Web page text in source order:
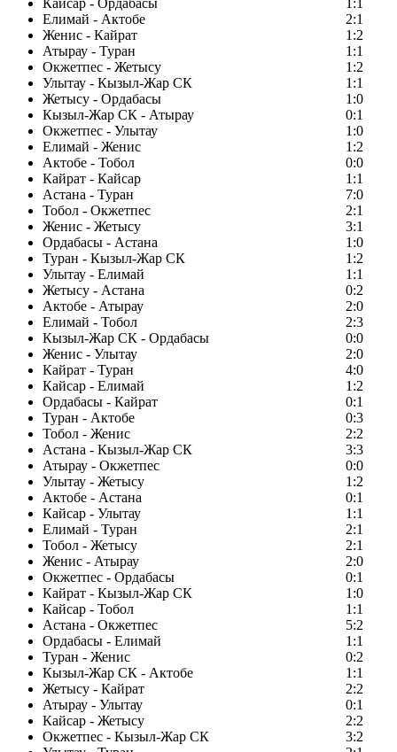
Кайсар - Ордабасы
1:1
Елимай - Актобе
2:1
Женис - Кайрат
1:2
Атырау - Туран
1:1
Окжетпес - Жетысу
1:2
Улытау - Кызыл-Жар СК
1:1
Жетысу - Ордабасы
1:0
Кызыл-Жар СК - Атырау
0:1
Окжетпес - Улытау
1:0
Елимай - Женис
1:2
Актобе - Тобол
0:0
Кайрат - Кайсар
1:1
Астана - Туран
7:0
Тобол - Окжетпес
2:1
Женис - Жетысу
3:1
Ордабасы - Астана
1:0
Туран - Кызыл-Жар СК
1:2
Улытау - Елимай
1:1
Жетысу - Астана
0:2
Актобе - Атырау
2:0
Елимай - Тобол
2:3
Кызыл-Жар СК - Ордабасы
0:0
Женис - Улытау
2:0
Кайрат - Туран
4:0
Кайсар - Елимай
1:2
Ордабасы - Кайрат
0:1
Туран - Актобе
0:3
Тобол - Женис
2:2
Астана - Кызыл-Жар СК
3:3
Атырау - Окжетпес
0:0
Улытау - Жетысу
1:2
Актобе - Астана
0:1
Кайсар - Улытау
1:1
Елимай - Туран
2:1
Тобол - Жетысу
2:1
Женис - Атырау
2:0
Окжетпес - Ордабасы
0:1
Кайрат - Кызыл-Жар СК
1:0
Кайсар - Тобол
1:1
Астана - Окжетпес
5:2
Ордабасы - Елимай
1:1
Туран - Женис
0:2
Кызыл-Жар СК - Актобе
1:1
Жетысу - Кайрат
2:2
Атырау - Улытау
0:1
Кайсар - Жетысу
2:2
Окжетпес - Кызыл-Жар СК
3:2